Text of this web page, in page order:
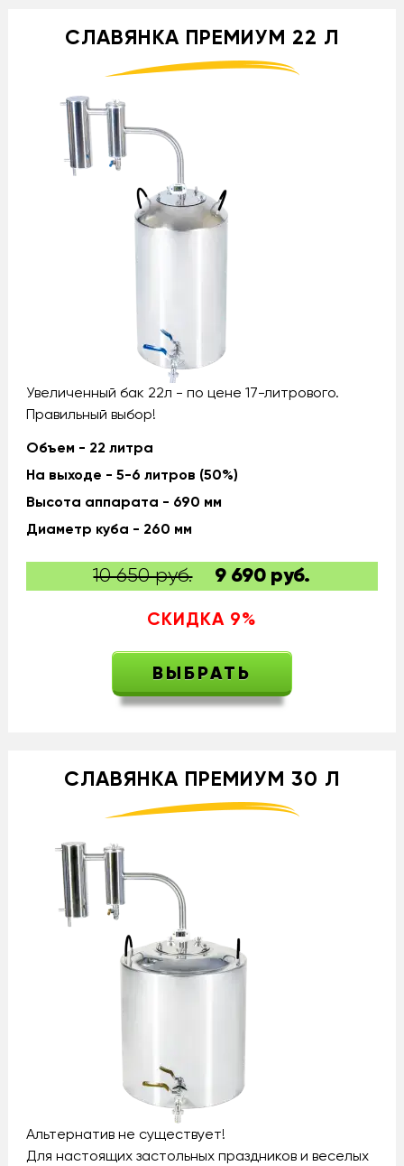
СЛАВЯНКА ПРЕМИУМ 22 Л
Увеличенный бак 22л - по цене 17-литрового.
Правильный выбор!
Объем - 22 литра
На выходе - 5-6 литров (50%)
Высота аппарата - 690 мм
Диаметр куба - 260 мм
10 650 руб. 9 690 руб.
СКИДКА 9%
ВЫБРАТЬ
СЛАВЯНКА ПРЕМИУМ 30 Л
Альтернатив не существует!
Для настоящих застольных праздников и веселых